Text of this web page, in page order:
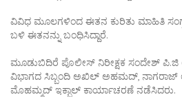
ವಿವಿಧ ಮೂಲಗಳಿಂದ ಈತನ ಕುರಿತು ಮಾಹಿತಿ
ಬಳಿ ಈತನನ್ನು ಬಂಧಿಸಿದ್ದಾರೆ.
ಮೂಡುಬಿದಿರೆ ಪೊಲೀಸ್ ನಿರೀಕ್ಷಕ ಸಂದೇಶ್ ಪಿ.ಜಿ
ವಿಭಾಗದ ಸಿಬ್ಬಂದಿ ಅಖಿಲ್ ಅಹಮದ್, ನಾಗರಾಜ್
ಮೊಹಮ್ಮದ್ ಇಕ್ಬಾಲ್ ಕಾರ್ಯಾಚರಣೆ ನಡೆಸಿದರು.